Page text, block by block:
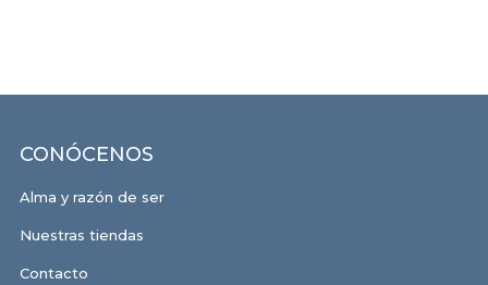
CONÓCENOS
Alma y razón de ser
Nuestras tiendas
Contacto